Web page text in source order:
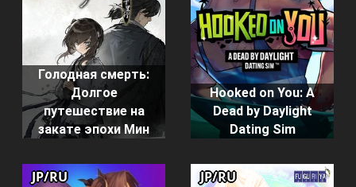
Голодная смерть:
Долгое
путешествие на
закате эпохи Мин
Hooked on You: A
Dead by Daylight
Dating Sim
JP/RU JP/RU